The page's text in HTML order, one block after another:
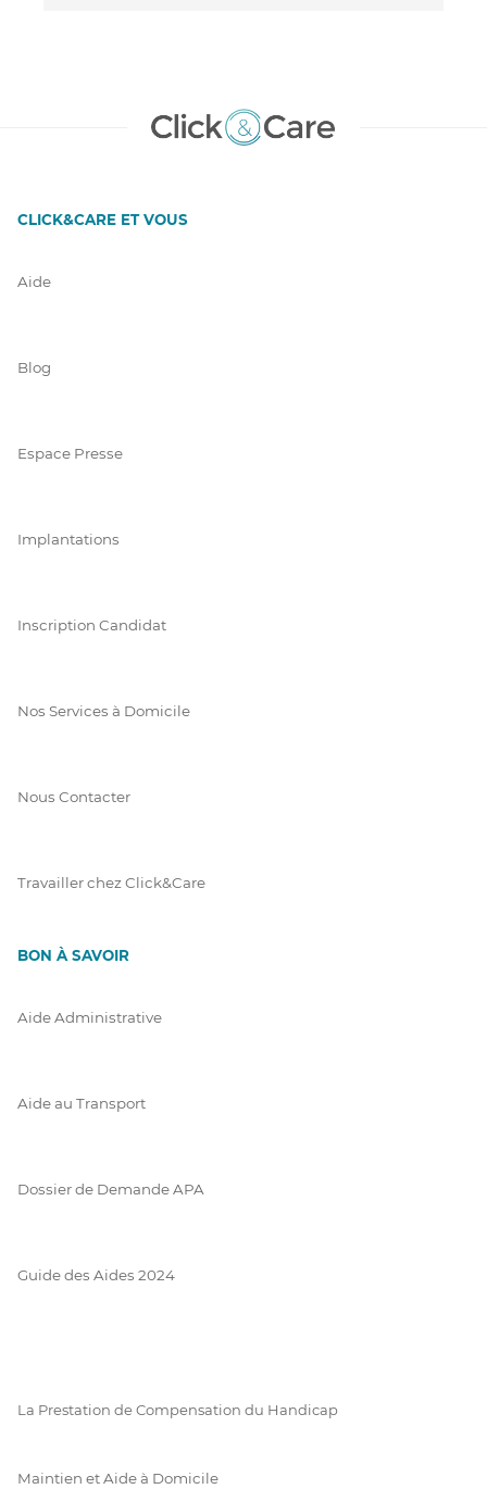
CLICK&CARE ET VOUS
Aide
Blog
Espace Presse
Implantations
Inscription Candidat
Nos Services à Domicile
Nous Contacter
Travailler chez Click&Care
BON À SAVOIR
Aide Administrative
Aide au Transport
Dossier de Demande APA
Guide des Aides 2024
La Prestation de Compensation du Handicap
Maintien et Aide à Domicile